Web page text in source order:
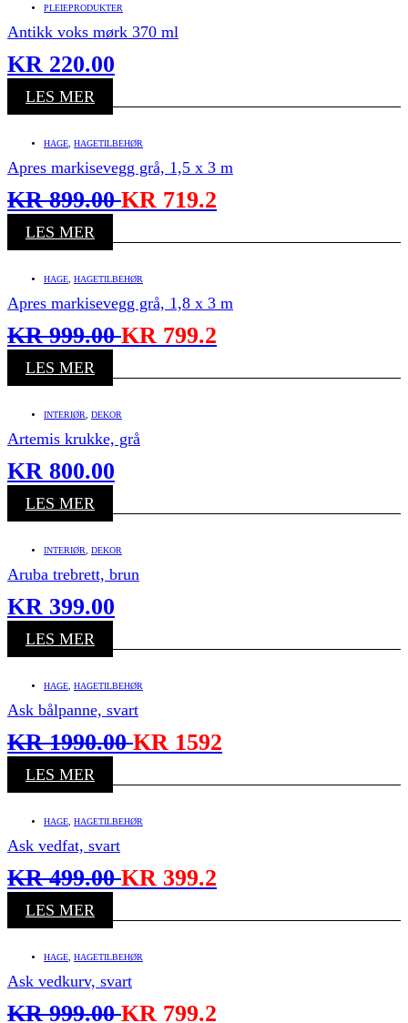
PLEIEPRODUKTER
Antikk voks mørk 370 ml
KR 220.00
LES MER
HAGE HAGETILBEHØR
Apres markisevegg grå, 1,5 x 3 m
KR899.00KR 719.2
LES MER
HAGE HAGETILBEHØR
Apres markisevegg grå, 1,8 x 3 m
KR999.00KR 799.2
LES MER
INTERIØR DEKOR
Artemis krukke, grå
KR 800.00
LES MER
INTERIØR DEKOR
Aruba trebrett, brun
KR 399.00
LES MER
HAGE HAGETILBEHØR
Ask bålpanne, svart
KR1990.00KR 1592
LES MER
HAGE HAGETILBEHØR
Ask vedfat, svart
KR499.00KR 399.2
LES MER
HAGE HAGETILBEHØR
Ask vedkurv, svart
KR999.00KR 799.2